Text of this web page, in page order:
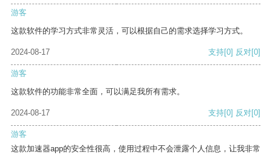
游客
这款软件的学习方式非常灵活，可以根据自己的需求选择学习方式。
2024-08-17 支持[0] 反对[0]
游客
这款软件的功能非常全面，可以满足我所有需求。
2024-08-17 支持[0] 反对[0]
游客
这款加速器app的安全性很高，使用过程中不会泄露个人信息，让我非常